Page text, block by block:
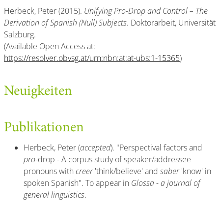
Herbeck, Peter (2015). Unifying Pro-Drop and Control – The
Derivation of Spanish (Null) Subjects. Doktorarbeit, Universität
Salzburg.
(Available Open Access at:
https://resolver.obvsg.at/urn:nbn:at:at-ubs:1-15365)
Neuigkeiten
Publikationen
Herbeck, Peter (accepted). "Perspectival factors and
pro-drop - A corpus study of speaker/addressee
pronouns with creer'think/believe' and saber'know' in
spoken Spanish". To appear in Glossa - a journal of
general linguistics.